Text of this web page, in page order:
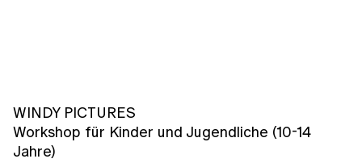
WINDY PICTURES
Workshop für Kinder und Jugendliche (10-14
Jahre)